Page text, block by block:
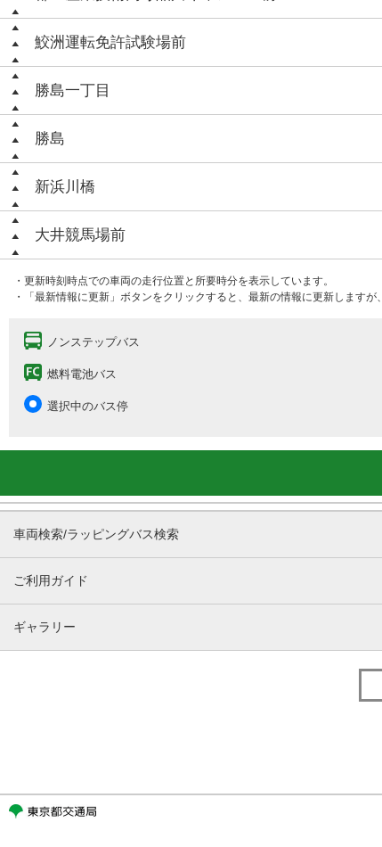
鮫洲運転免許試験場前
勝島一丁目
勝島
新浜川橋
大井競馬場前
・更新時刻時点での車両の走行位置と所要時分を表示しています。
・「最新情報に更新」ボタンをクリックすると、最新の情報に更新します
ノンステップバス
燃料電池バス
選択中のバス停
車両検索/ラッピングバス検索
ご利用ガイド
ギャラリー